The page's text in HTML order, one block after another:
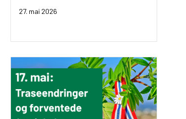
27. mai 2026